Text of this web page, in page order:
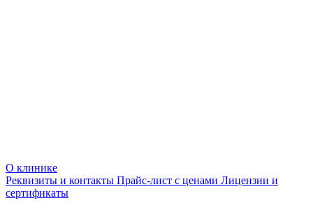
О клинике
Реквизиты и контакты Прайс-лист с ценами Лицензии и
сертификаты